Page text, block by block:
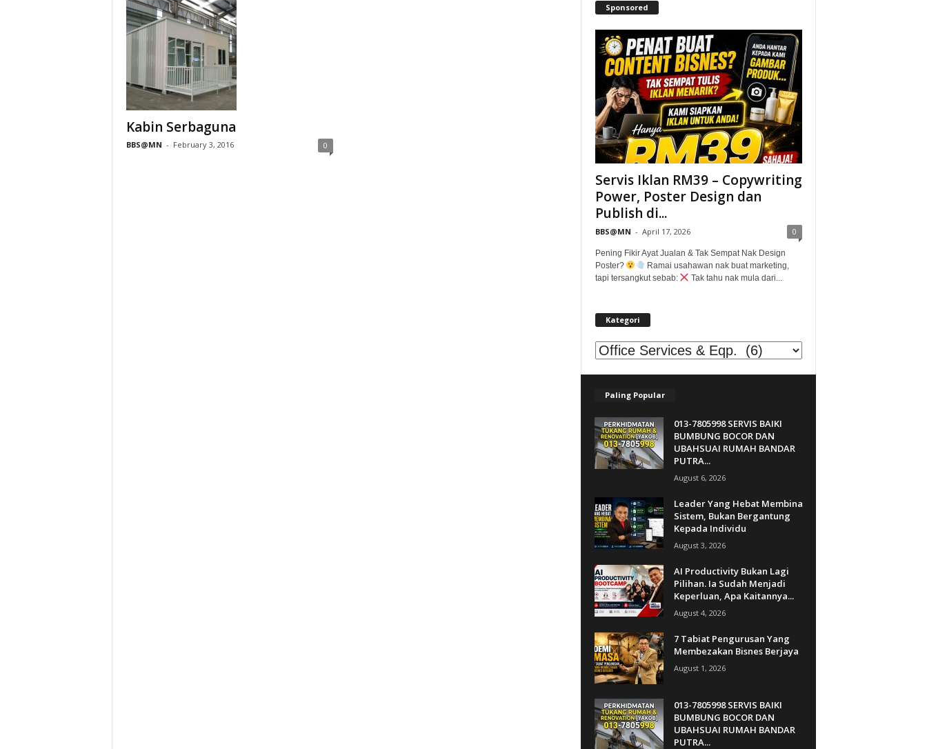
Kabin Serbaguna
BBS@MN - February 3, 2016 0
Sponsored
Servis Iklan RM39 – Copywriting
Power, Poster Design dan
Publish di...
BBS@MN - April 17, 2026 0
Pening Fikir Ayat Jualan & Tak Sempat Nak Design
Poster?
Ramai usahawan nak buat marketing,
tapi tersangkut sebab:
Tak tahu nak mula dari...
Kategori
Kategori
Paling Popular
013-7805998 SERVIS BAIKI
BUMBUNG BOCOR DAN
UBAHSUAI RUMAH BANDAR
PUTRA...
August 6, 2026
Leader Yang Hebat Membina
Sistem, Bukan Bergantung
Kepada Individu
August 3, 2026
AI Productivity Bukan Lagi
Pilihan. Ia Sudah Menjadi
Keperluan, Apa Kaitannya...
August 4, 2026
7 Tabiat Pengurusan Yang
Membezakan Bisnes Berjaya
August 1, 2026
013-7805998 SERVIS BAIKI
BUMBUNG BOCOR DAN
UBAHSUAI RUMAH BANDAR
PUTRA...